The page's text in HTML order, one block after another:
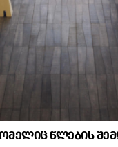
წლების